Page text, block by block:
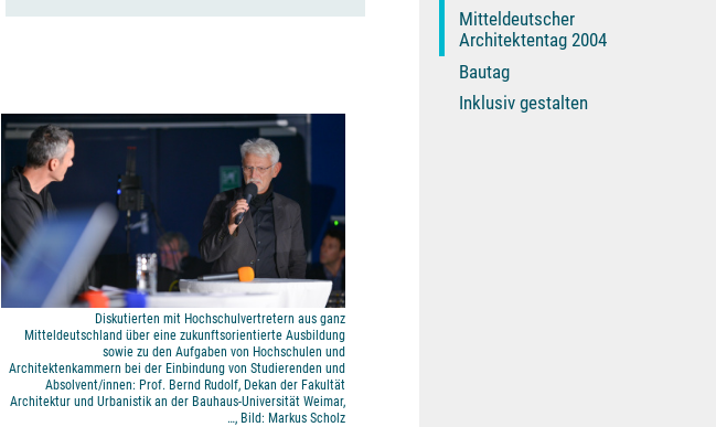
Diskutierten mit Hochschulvertretern aus ganz
Mitteldeutschland über eine zukunftsorientierte Ausbildung
sowie zu den Aufgaben von Hochschulen und
Architektenkammern bei der Einbindung von Studierenden und
Absolvent/innen: Prof. Bernd Rudolf, Dekan der Fakultät
Architektur und Urbanistik an der Bauhaus-Universität Weimar,
…, Bild: Markus Scholz
Mitteldeutscher
Architektentag 2004
Bautag
Inklusiv gestalten